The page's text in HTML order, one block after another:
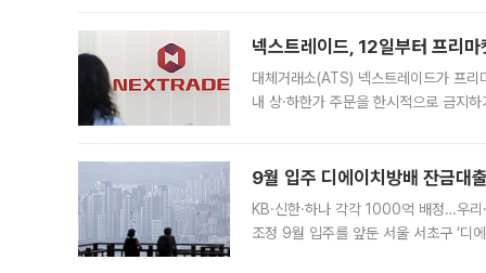
넥스트레이드, 12일부터 프리
대체거래소(ATS) 넥스트레이드가 프
내 상·하한가 주문을 한시적으로 금지
9월 입주 디에이치방배 잔금
KB·신한·하나 각각 1000억 배정…우
조정 9월 입주를 앞둔 서울 서초구 ‘디